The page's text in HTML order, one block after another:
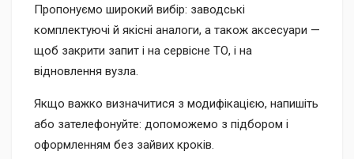
Пропонуємо широкий вибір: заводські
комплектуючі й якісні аналоги, а також аксесуари —
щоб закрити запит і на сервісне ТО, і на
відновлення вузла.
Якщо важко визначитися з модифікацією, напишіть
або зателефонуйте: допоможемо з підбором і
оформленням без зайвих кроків.